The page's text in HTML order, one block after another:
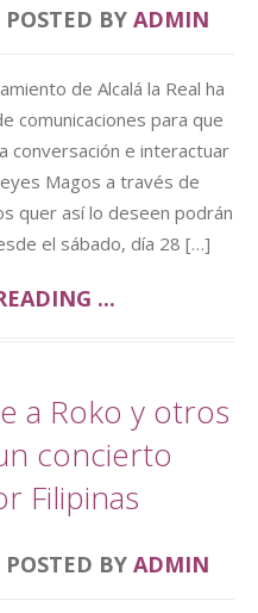
POSTED BY ADMIN
de Alcalá la Real ha
comunicaciones para que
conversación e interactuar
Magos a través de
quer así lo deseen podrán
el sábado, día 28 […]
...
a Roko y otros
concierto
Filipinas
POSTED BY ADMIN